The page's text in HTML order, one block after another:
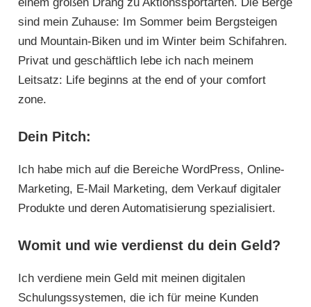
sind mein Zuhause: Im Sommer beim Bergsteigen
und Mountain-Biken und im Winter beim Schifahren.
Privat und geschäftlich lebe ich nach meinem
Leitsatz: Life beginns at the end of your comfort
zone.
Dein Pitch:
Ich habe mich auf die Bereiche WordPress, Online-
Marketing, E-Mail Marketing, dem Verkauf digitaler
Produkte und deren Automatisierung spezialisiert.
Womit und wie verdienst du dein Geld?
Ich verdiene mein Geld mit meinen digitalen
Schulungssystemen, die ich für meine Kunden